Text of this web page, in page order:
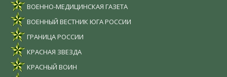
ВОЕННО-МЕДИЦИНСКАЯ ГАЗЕТА
ВОЕННЫЙ ВЕСТНИК ЮГА РОССИИ
ГРАНИЦА РОССИИ
КРАСНАЯ ЗВЕЗДА
КРАСНЫЙ ВОИН